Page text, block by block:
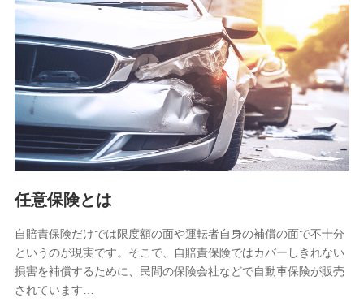
【共同して利用される利用データの項目】
当社又は株式会社NTTドコモがサービス提供等を通じて取得
した、以下の情報などの個人データ
基本情報
氏名、電話番号、メールアドレス、お客さまの識別子、
属性、連絡先、dポイントサービスのご利用に関する情
報。例として、dポイントカード番号、性別、年齢、家族
構成、住所、dポイント残高、dポイント利用履歴などが
含まれます。
当社又は株式会社NTTドコモが提供する各種サービスな
又は株式会社NTTドコモが提供する各種サービスのご契
約状態・ご利用履歴インターネット利用時の行動に関す
る情報、アプリケーション利用時の行動に関する情報、
購入されたサービスや商品の名称・購入場所・決済に関
する情報、アンケートの回答に関する情報などが含まれ
任意保険とは
自賠責保険だけでは限度額の面や運転者自身の補償の面で不十分
というのが現実です。そこで、自賠責保険ではカバーしきれない
損害を補償するために、民間の保険会社などで自動車保険が販売
されています…